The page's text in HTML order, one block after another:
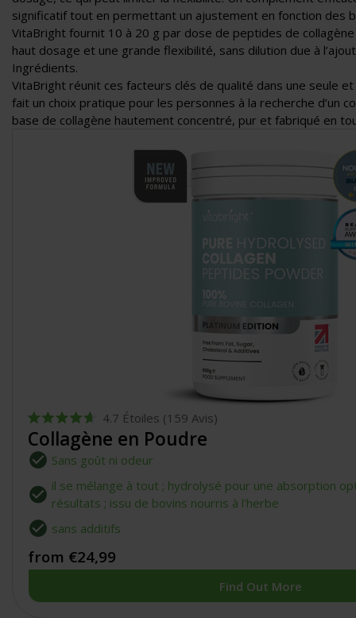
significatif tout en permettant un ajustement en fonction des
VitaBright fournit 10 à 20 g par dose de peptides de
haut dosage et une grande flexibilité, sans dilution due à
Ingrédients.
VitaBright réunit ces facteurs clés de qualité dans une seule
fait un choix pratique pour les personnes à la recherche d’un
base de collagène hautement concentré, pur et fabriqué en
Noté
4.7
sur
5
4.7 Étoiles (159 Avis)
Collagène en Poudre
Sans goût ni odeur
il se mélange à tout ; hydrolysé pour une absorption
résultats ; issu de bovins nourris à l'herbe
sans additifs
from €24,99
Find Out More